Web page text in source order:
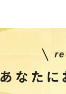
あなたに